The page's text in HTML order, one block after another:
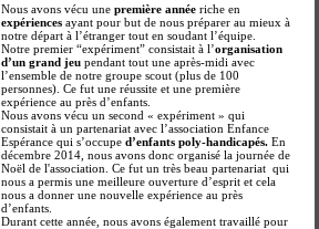
Nous avons vécu unepremière année riche en
expériences ayant pour but de nous préparer au mieux à
notre départ à l’étranger tout en soudant l’équipe.
Notre premier “expériment” consistait à l’organisation
d’un grand jeupendant tout une après-midi avec
l’ensemble de notre groupe scout (plus de 100
personnes). Ce fut une réussite et une première
expérience au près d’enfants.
Nous avons vécu un second « expériment » qui
consistait à un partenariat avec l’association Enfance
Espérance qui s’occuped’enfants poly-handicapés. En
décembre 2014, nous avons donc organisé la journée de
Noël de l'association. Ce fut un très beau partenariat qui
nous a permis une meilleure ouverture d’esprit et cela
nous a donner une nouvelle expérience au près
d’enfants.
Durant cette année, nous avons également travaillé pour